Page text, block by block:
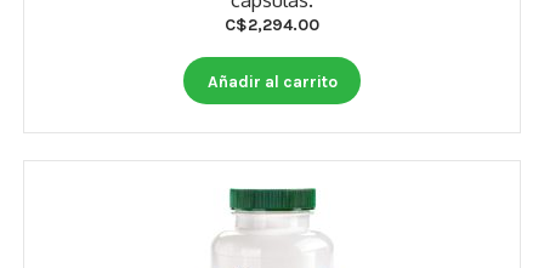
C$2,294.00
Añadir al carrito